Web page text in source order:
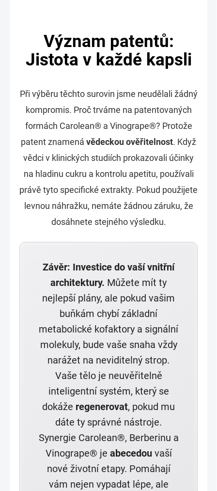
Význam patentů:
Jistota v každé kapsli
Při výběru těchto surovin jsme neudělali žádný
kompromis. Proč trváme na patentovaných
formách Carolean® a Vinogrape®? Protože
patent znamená vědeckou ověřitelnost. Když
vědci v klinických studiích prokazovali účinky
na hladinu cukru a kontrolu apetitu, používali
právě tyto specifické extrakty. Pokud použijete
levnou náhražku, nemáte žádnou záruku, že
dosáhnete stejného výsledku.
Závěr: Investice do vaší vnitřní
architektury. Můžete mít ty
nejlepší plány, ale pokud vašim
buňkám chybí základní
metabolické kofaktory a signální
molekuly, bude vaše snaha vždy
narážet na neviditelný strop.
Vaše tělo je neuvěřitelně
inteligentní systém, který se
dokáže regenerovat, pokud mu
dáte ty správné nástroje.
Synergie Carolean®, Berberinu a
Vinogrape® je abecedouvaší
nové životní etapy. Pomáhají
vám nejen vypadat lépe, ale